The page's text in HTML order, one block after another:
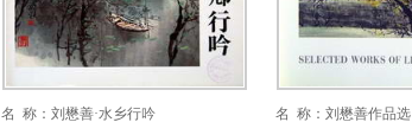
名 称：刘懋善·水乡行吟
名 称：刘懋善作品选